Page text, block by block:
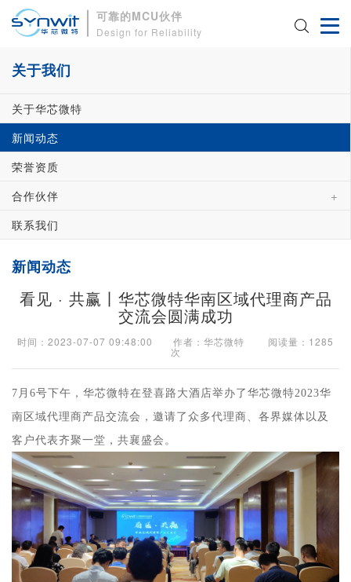
可靠的MCU伙伴
Design for Reliability
关于我们
关于华芯微特
新闻动态
荣誉资质
合作伙伴
+
联系我们
新闻动态
看见 · 共赢丨华芯微特华南区域代理商产品
交流会圆满成功
时间：2023-07-07 09:48:00 作者：华芯微特 阅读量： 1285
次
7月6号下午，华芯微特在登喜路大酒店举办了华芯微特2023华
南区域代理商产品交流会，邀请了众多代理商、各界媒体以及
客户代表齐聚一堂，共襄盛会。